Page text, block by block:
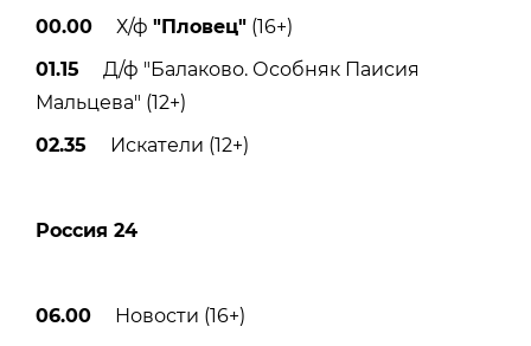
00.00 Х/ф "Пловец" (16+)
01.15 Д/ф "Балаково. Особняк Паисия
Мальцева" (12+)
02.35 Искатели (12+)
Россия 24
06.00 Новости (16+)